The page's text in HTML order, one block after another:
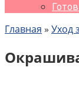
Главная » Уход